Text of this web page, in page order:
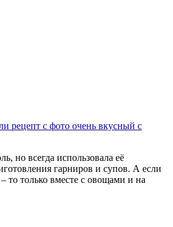
рецепт с фото очень вкусный с
но всегда использовала её
гарниров и супов. А если
– то только вместе с овощами и на